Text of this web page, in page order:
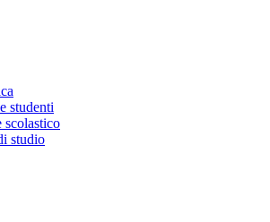
studenti
scolastico
studio